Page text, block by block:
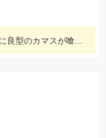
スタッフ木村の釣果。チビキャロスワンプに良型のカマスが喰ってきました。